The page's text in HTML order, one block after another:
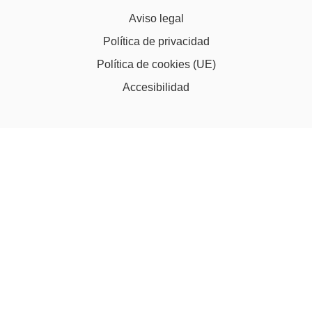
Aviso legal
Política de privacidad
Política de cookies (UE)
Accesibilidad